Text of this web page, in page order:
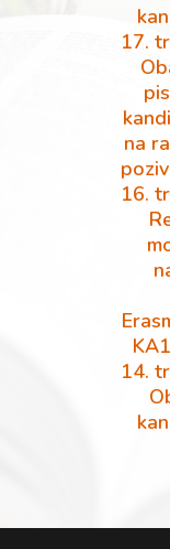
17.
na
16.
14.